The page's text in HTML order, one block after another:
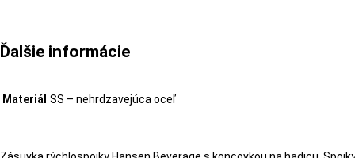
Ďalšie informácie
Materiál SS – nehrdzavejúca oceľ